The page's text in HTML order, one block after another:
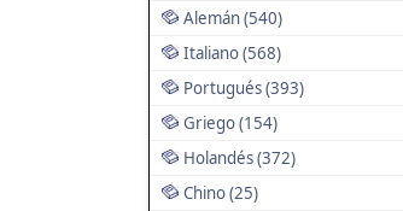
Alemán (540)
Italiano (568)
Portugués (393)
Griego (154)
Holandés (372)
Chino (25)